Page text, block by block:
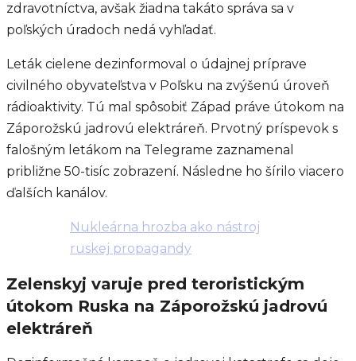
zdravotníctva, avšak žiadna takáto správa sa v
poľských úradoch nedá vyhľadať.
Leták cielene dezinformoval o údajnej príprave
civilného obyvateľstva v Poľsku na zvýšenú úroveň
rádioaktivity. Tú mal spôsobiť Západ práve útokom na
Záporožskú jadrovú elektráreň. Prvotný príspevok s
falošným letákom na Telegrame zaznamenal
približne 50-tisíc zobrazení. Následne ho šírilo viacero
ďalších kanálov.
Nukleárna hrozba ako nástroj
ruskej propagandy
Zelenskyj varuje pred teroristickým
útokom Ruska na Záporožskú jadrovú
elektráreň